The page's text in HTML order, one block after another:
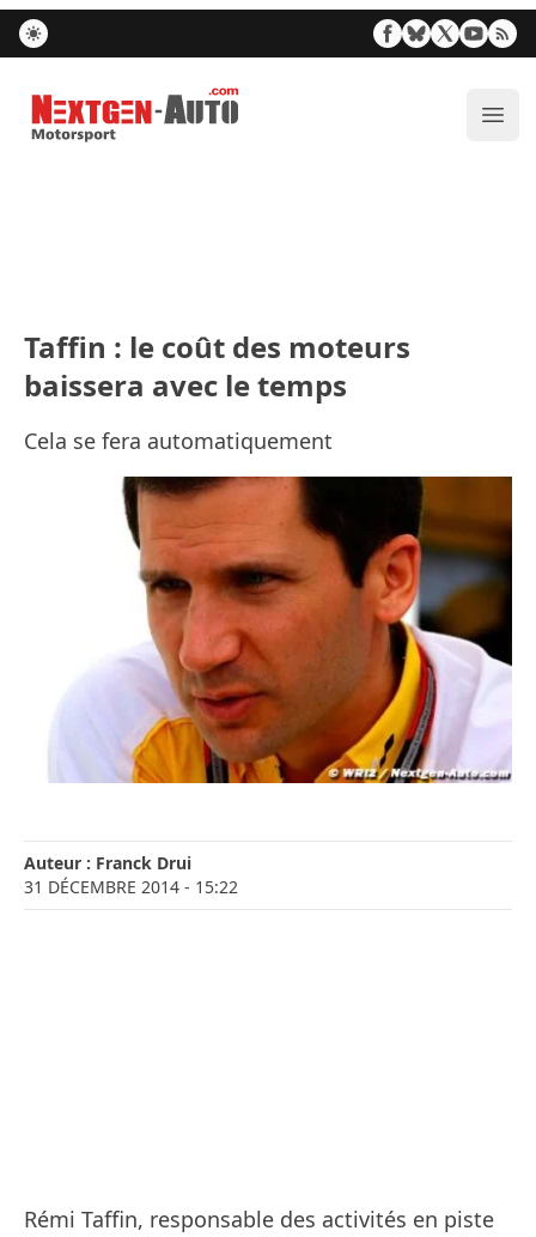
Nextgen-Auto.com
Taffin : le coût des moteurs
baissera avec le temps
Cela se fera automatiquement
Auteur : Franck Drui
31 DÉCEMBRE 2014 - 15:22
Rémi Taffin, responsable des activités en piste